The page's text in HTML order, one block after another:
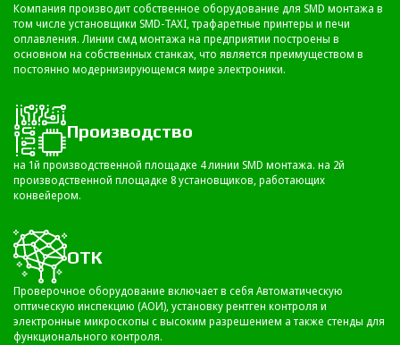
Компания производит собственное оборудование для SMD монтажа в
том числе установщики SMD-TAXI, трафаретные принтеры и печи
оплавления. Линии смд монтажа на предприятии построены в
основном на собственных станках, что является преимуществом в
постоянно модернизирующемся мире электроники.
Производство
на 1й производственной площадке 4 линии SMD монтажа. на 2й
производственной площадке 8 установщиков, работающих
конвейером.
ОТК
Проверочное оборудование включает в себя Автоматическую
оптическую инспекцию (АОИ), установку рентген контроля и
электронные микроскопы с высоким разрешением а также стенды для
функционального контроля.